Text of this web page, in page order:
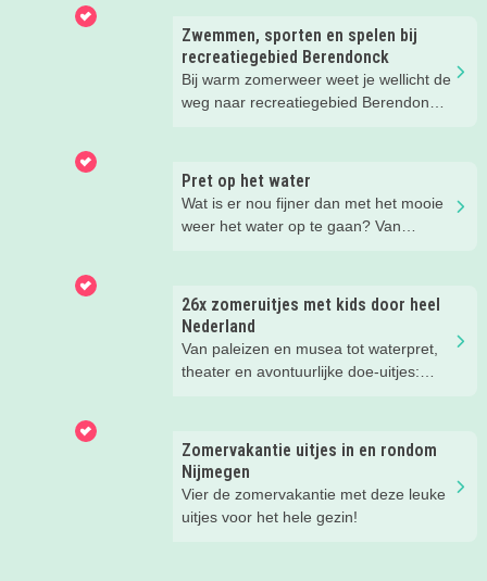
Zwemmen, sporten en spelen bij
recreatiegebied Berendonck
Bij warm zomerweer weet je wellicht de
weg naar recreatiegebied Berendonck
voor het hele gezin bij dit prachtige
recreatiegebied van Leisurelands? Wij
delen onze favoriete tips met je!
Pret op het water
Wat is er nou fijner dan met het mooie
weer het water op te gaan? Van
je de leukste tips voor op én in het
water.
26x zomeruitjes met kids door heel
Nederland
Van paleizen en musea tot waterpret,
theater en avontuurlijke doe-uitjes:
Zomervakantie uitjes in en rondom
Nijmegen
Vier de zomervakantie met deze leuke
uitjes voor het hele gezin!